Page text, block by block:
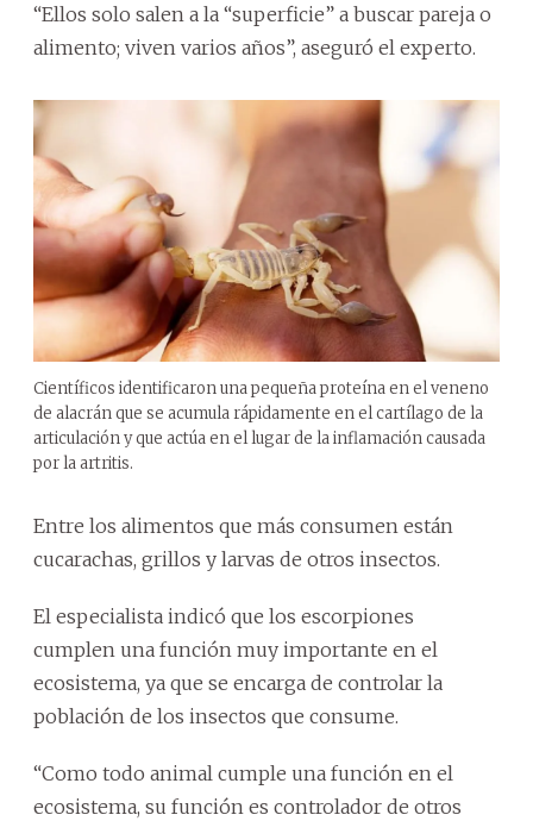
“Ellos solo salen a la “superficie” a buscar pareja o
alimento; viven varios años”, aseguró el experto.
Científicos identificaron una pequeña proteína en el veneno
de alacrán que se acumula rápidamente en el cartílago de la
articulación y que actúa en el lugar de la inflamación causada
por la artritis.
Entre los alimentos que más consumen están
cucarachas, grillos y larvas de otros insectos.
El especialista indicó que los escorpiones
cumplen una función muy importante en el
ecosistema, ya que se encarga de controlar la
población de los insectos que consume.
“Como todo animal cumple una función en el
ecosistema, su función es controlador de otros